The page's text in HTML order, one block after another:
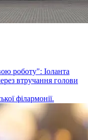
роботу": Іоланта
втручання голови
філармонії.